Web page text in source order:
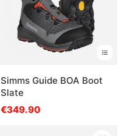
Simms Guide BOA Boot
Slate
€349.90